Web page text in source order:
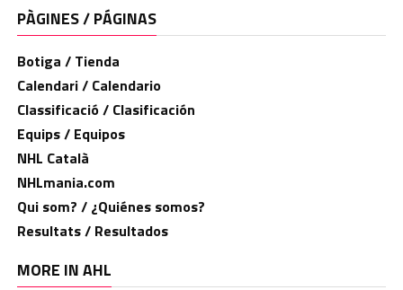
PÀGINES / PÁGINAS
Botiga / Tienda
Calendari / Calendario
Classificació / Clasificación
Equips / Equipos
NHL Català
NHLmania.com
Qui som? / ¿Quiénes somos?
Resultats / Resultados
MORE IN AHL